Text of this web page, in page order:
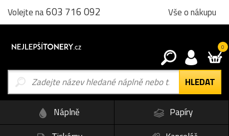
Volejte na603 716 092 Vše o nákupu
0
Náplně
Papíry